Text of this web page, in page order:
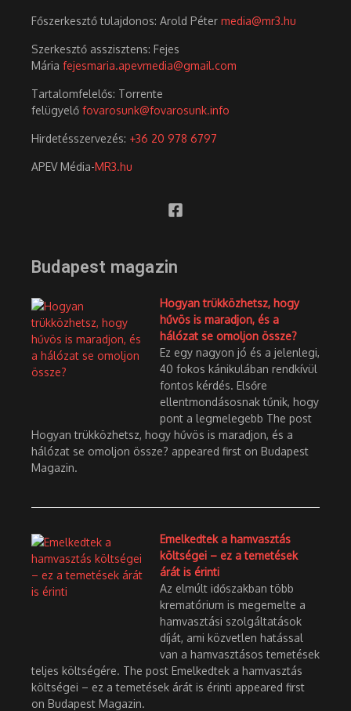
Főszerkesztő tulajdonos: Arold Péter media@mr3.hu
Szerkesztő asszisztens: Fejes
Mária fejesmaria.apevmedia@gmail.com
Tartalomfelelős: Torrente
felügyelő fovarosunk@fovarosunk.info
Hirdetésszervezés: +36 20 978 6797
APEV Média-MR3.hu
Budapest magazin
Hogyan trükközhetsz, hogy
hűvös is maradjon, és a
hálózat se omoljon össze?
Ez egy nagyon jó és a jelenlegi,
40 fokos kánikulában rendkívül
fontos kérdés. Elsőre
ellentmondásosnak tűnik, hogy
pont a legmelegebb The post
Hogyan trükközhetsz, hogy hűvös is maradjon, és a
hálózat se omoljon össze? appeared first on Budapest
Magazin.
Emelkedtek a hamvasztás
költségei – ez a temetések
árát is érinti
Az elmúlt időszakban több
krematórium is megemelte a
hamvasztási szolgáltatások
díját, ami közvetlen hatással
van a hamvasztásos temetések
teljes költségére. The post Emelkedtek a hamvasztás
költségei – ez a temetések árát is érinti appeared first
on Budapest Magazin.